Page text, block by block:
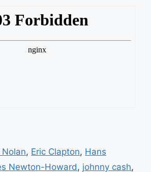
, Eric Clapton, Hans
Newton-Howard, johnny cash,